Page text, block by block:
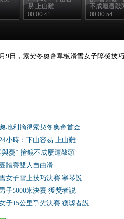
易 上山難
00:00:41
不成屢遭敲
00:00:54
9日，索契冬奧會單板滑雪女子障礙技
地利摘得索契冬奧會首金
小時：下山容易 上山難
憂” 搶鏡不成屢遭敲頭
體賽雙人自由滑
女子雪上技巧決賽 寧琴説
子5000米決賽 獲獎者説
子15公里爭先決賽 獲獎者説